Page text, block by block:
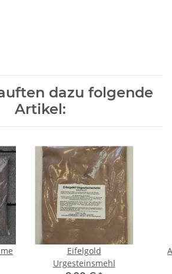
dazu folgende
Artikel:
Eifelgold
Urgesteinsmehl